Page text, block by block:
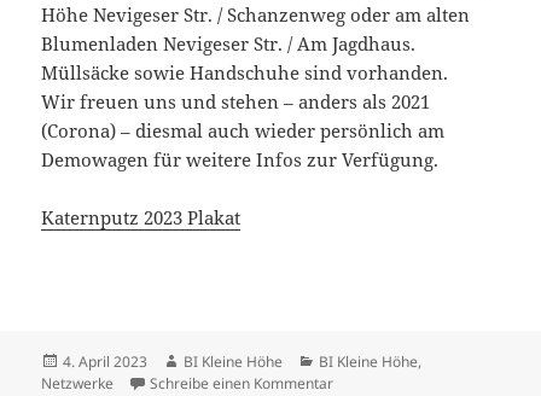
Höhe Nevigeser Str. / Schanzenweg oder am alten
Blumenladen Nevigeser Str. / Am Jagdhaus.
Müllsäcke sowie Handschuhe sind vorhanden.
Wir freuen uns und stehen – anders als 2021
(Corona) – diesmal auch wieder persönlich am
Demowagen für weitere Infos zur Verfügung.
Katernputz 2023 Plakat
Veröffentlicht
am
4. April 2023 Autor
BI Kleine Höhe Kategorien
BI Kleine Höhe,
Netzwerke
Schreibe einen Kommentarzu Katernputz April 2023 an